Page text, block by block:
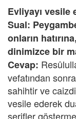
Evliyayı vesile
Sual:
onların
dinimizce bir
Cevap:
vefatından
sahihtir ve
vesile ederek
şerifler